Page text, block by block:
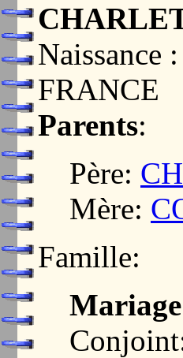
Naissance
FRANCE
Parents:
Père:
Mère:
Famille: